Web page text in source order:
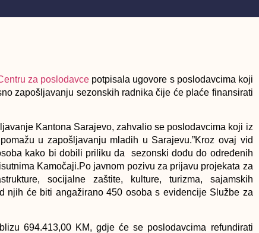
za poslodavce potpisala ugovore s poslodavcima koji
zapošljavanju sezonskih radnika čije će plaće finansirati
Kantona Sarajevo, zahvalio se poslodavcima koji iz
u zapošljavanju mladih u Sarajevu.”Kroz ovaj vid
kako bi dobili priliku da sezonski dođu do određenih
Kamočaji.Po javnom pozivu za prijavu projekata za
socijalne zaštite, kulture, turizma, sajamskih
njih će biti angažirano 450 osoba s evidencije Službe za
694.413,00 KM, gdje će se poslodavcima refundirati